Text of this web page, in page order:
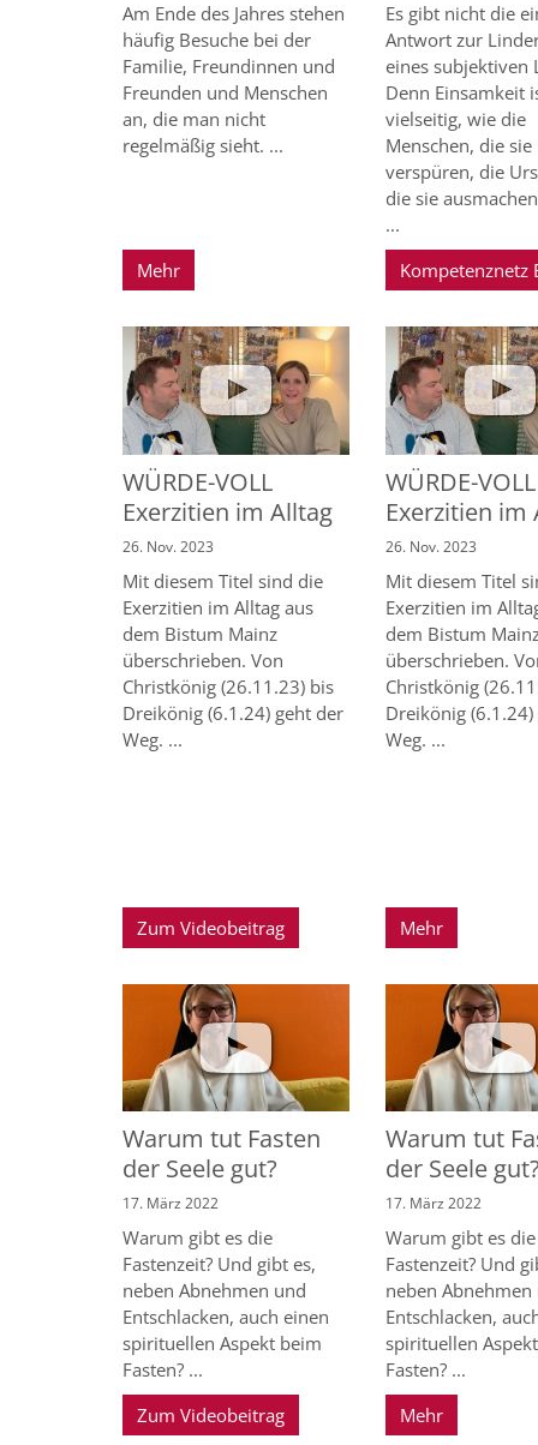
Am Ende des Jahres stehen
häufig Besuche bei der
Familie, Freundinnen und
Freunden und Menschen
an, die man nicht
regelmäßig sieht. ...
Mehr
Es gibt nicht die
Antwort zur
eines subjektiven
Denn Einsamkeit
vielseitig, wie die
Menschen, die sie
verspüren, die
die sie
...
Kompetenznetz
WÜRDE-VOLL
Exerzitien im Alltag
26. Nov. 2023
Mit diesem Titel sind die
Exerzitien im Alltag aus
dem Bistum Mainz
überschrieben. Von
Christkönig (26.11.23) bis
Dreikönig (6.1.24) geht der
Weg. ...
Zum Videobeitrag
WÜRDE-VOLL
Exerzitien im
26. Nov. 2023
Mit diesem Titel
Exerzitien im
dem Bistum
überschrieben.
Christkönig
Dreikönig
Weg. ...
Mehr
Warum tut Fasten
der Seele gut?
17. März 2022
Warum gibt es die
Fastenzeit? Und gibt es,
neben Abnehmen und
Entschlacken, auch einen
spirituellen Aspekt beim
Fasten? ...
Zum Videobeitrag
Warum tut
der Seele gut?
17. März 2022
Warum gibt es die
Fastenzeit? Und
neben Abnehmen
Entschlacken,
spirituellen
Fasten? ...
Mehr